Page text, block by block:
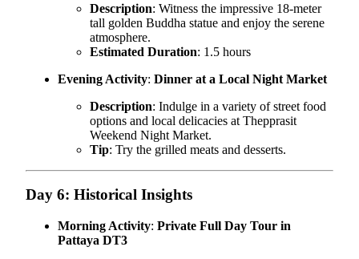
Description: Witness the impressive 18-meter
tall golden Buddha statue and enjoy the serene
atmosphere.
Estimated Duration: 1.5 hours
Evening Activity: Dinner at a Local Night Market
Description: Indulge in a variety of street food
options and local delicacies at Thepprasit
Weekend Night Market.
Tip: Try the grilled meats and desserts.
Day 6: Historical Insights
Morning Activity: Private Full Day Tour in
Pattaya DT3